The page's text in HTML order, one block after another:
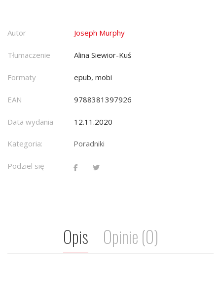
Autor Joseph Murphy
Tłumaczenie Alina Siewior-Kuś
Formaty epub, mobi
EAN 9788381397926
Data wydania 12.11.2020
Kategoria: Poradniki
Podziel się
Opis Opinie (0)